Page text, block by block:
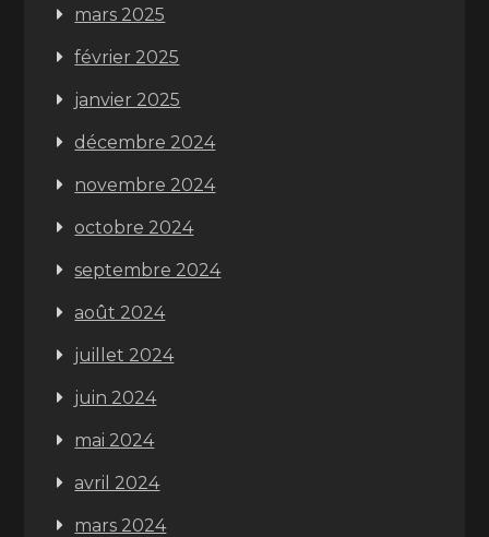
mars 2025
février 2025
janvier 2025
décembre 2024
novembre 2024
octobre 2024
septembre 2024
août 2024
juillet 2024
juin 2024
mai 2024
avril 2024
mars 2024